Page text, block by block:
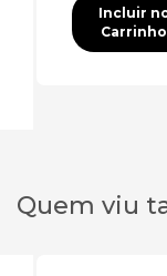
Incluir
Carrinho
Quem viu